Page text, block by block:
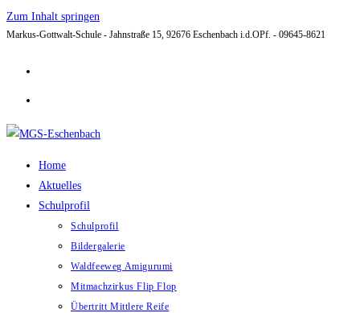
Zum Inhalt springen
Markus-Gottwalt-Schule - Jahnstraße 15, 92676 Eschenbach i.d.OPf. - 09645-8621
Home
Aktuelles
Schulprofil
Schulprofil
Bildergalerie
Waldfeeweg Amigurumi
Mitmachzirkus Flip Flop
Übertritt Mittlere Reife